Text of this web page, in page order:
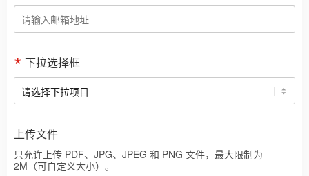
下拉选择框
上传文件
只允许上传 PDF、JPG、JPEG 和 PNG 文件，最大限制为
2M（可自定义大小）。